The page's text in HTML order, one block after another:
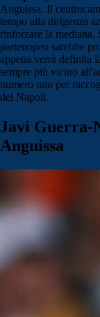
Anguissa. Il
tempo alla dirigenza
rinforzare la mediana.
partenopeo sarebbe
appena verrà definita
sempre più vicino
numero uno per
del Napoli.
Javi Guerra-
Anguissa